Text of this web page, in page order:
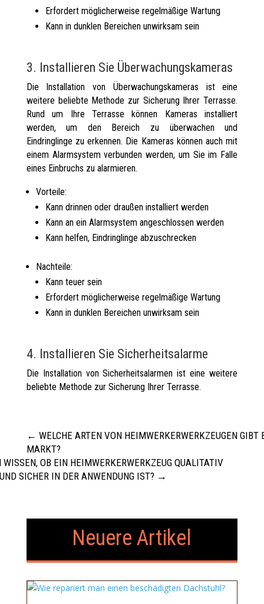
Erfordert möglicherweise regelmäßige Wartung
Kann in dunklen Bereichen unwirksam sein
3. Installieren Sie Überwachungskameras
Die Installation von Überwachungskameras ist eine
weitere beliebte Methode zur Sicherung Ihrer Terrasse.
Rund um Ihre Terrasse können Kameras installiert
werden, um den Bereich zu überwachen und
Eindringlinge zu erkennen. Die Kameras können auch mit
einem Alarmsystem verbunden werden, um Sie im Falle
eines Einbruchs zu alarmieren.
Vorteile:
Kann drinnen oder draußen installiert werden
Kann an ein Alarmsystem angeschlossen werden
Kann helfen, Eindringlinge abzuschrecken
Nachteile:
Kann teuer sein
Erfordert möglicherweise regelmäßige Wartung
Kann in dunklen Bereichen unwirksam sein
4. Installieren Sie Sicherheitsalarme
Die Installation von Sicherheitsalarmen ist eine weitere
beliebte Methode zur Sicherung Ihrer Terrasse.
← WELCHE ARTEN VON HEIMWERKERWERKZEUGEN GIBT
MARKT?
OB EIN HEIMWERKERWERKZEUG QUALITATIV
SICHER IN DER ANWENDUNG IST? →
Neuere Artikel